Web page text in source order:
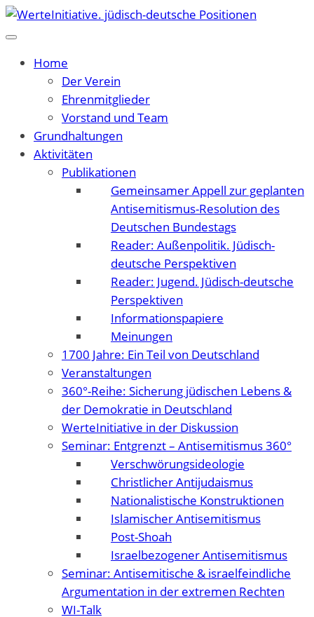
Home
Der Verein
Ehrenmitglieder
Vorstand und Team
Grundhaltungen
Aktivitäten
Publikationen
Gemeinsamer Appell zur geplanten
Antisemitismus-Resolution des
Deutschen Bundestags
Reader: Außenpolitik. Jüdisch-
deutsche Perspektiven
Reader: Jugend. Jüdisch-deutsche
Perspektiven
Informationspapiere
Meinungen
1700 Jahre: Ein Teil von Deutschland
Veranstaltungen
360°-Reihe: Sicherung jüdischen Lebens &
der Demokratie in Deutschland
WerteInitiative in der Diskussion
Seminar: Entgrenzt – Antisemitismus 360°
Verschwörungsideologie
Christlicher Antijudaismus
Nationalistische Konstruktionen
Islamischer Antisemitismus
Post-Shoah
Israelbezogener Antisemitismus
Seminar: Antisemitische & israelfeindliche
Argumentation in der extremen Rechten
WI-Talk